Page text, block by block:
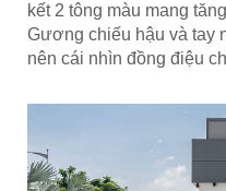
kết 2 tông màu mang
Gương chiếu hậu và tay
nên cái nhìn đồng điệu